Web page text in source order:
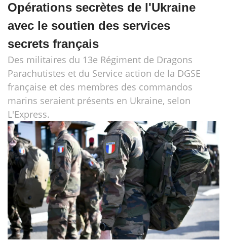
Opérations secrètes de l'Ukraine
avec le soutien des services
secrets français
Des militaires du 13e Régiment de Dragons
Parachutistes et du Service action de la DGSE
française et des membres des commandos
marins seraient présents en Ukraine, selon
L'Express.